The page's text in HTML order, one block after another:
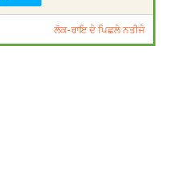
ਲੋਕ-ਰਾਇ ਦੇ ਪਿਛਲੇ ਨਤੀਜੇ